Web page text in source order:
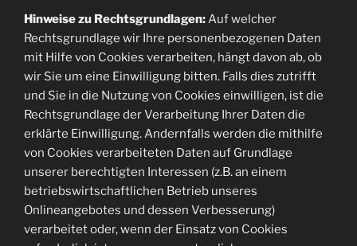
Hinweise zu Rechtsgrundlagen:Auf welcher
Rechtsgrundlage wir Ihre personenbezogenen Daten
mit Hilfe von Cookies verarbeiten, hängt davon ab, ob
wir Sie um eine Einwilligung bitten. Falls dies zutrifft
und Sie in die Nutzung von Cookies einwilligen, ist die
Rechtsgrundlage der Verarbeitung Ihrer Daten die
erklärte Einwilligung. Andernfalls werden die mithilfe
von Cookies verarbeiteten Daten auf Grundlage
unserer berechtigten Interessen (z.B. an einem
betriebswirtschaftlichen Betrieb unseres
Onlineangebotes und dessen Verbesserung)
verarbeitet oder, wenn der Einsatz von Cookies